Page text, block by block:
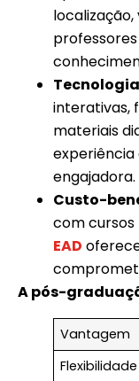
interativas,
materiais
experiência
engajadora.
Custo-
com cursos
EAD
A pós-
Vantagem
Flexibilidade